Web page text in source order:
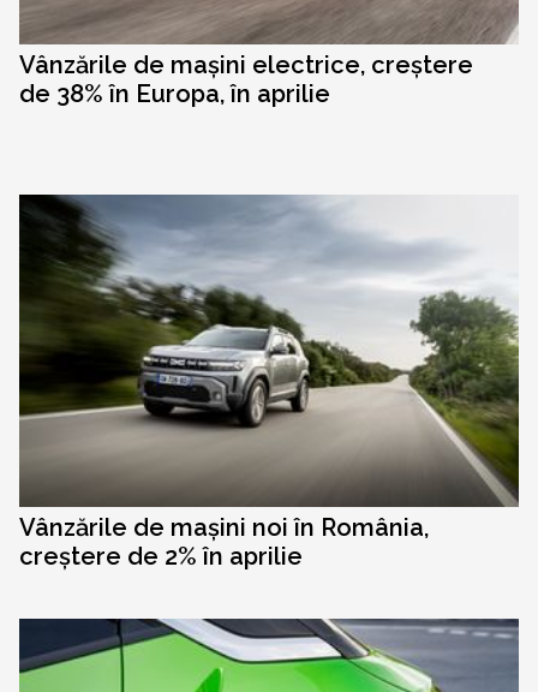
Vânzările de mașini electrice, creștere
de 38% în Europa, în aprilie
Vânzările de mașini noi în România,
creștere de 2% în aprilie